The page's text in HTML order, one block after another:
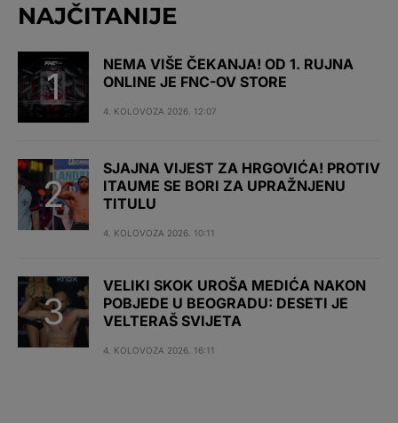
NAJČITANIJE
NEMA VIŠE ČEKANJA! OD 1. RUJNA
ONLINE JE FNC-OV STORE
4. KOLOVOZA 2026. 12:07
SJAJNA VIJEST ZA HRGOVIĆA! PROTIV
ITAUME SE BORI ZA UPRAŽNJENU
TITULU
4. KOLOVOZA 2026. 10:11
VELIKI SKOK UROŠA MEDIĆA NAKON
POBJEDE U BEOGRADU: DESETI JE
VELTERAŠ SVIJETA
4. KOLOVOZA 2026. 16:11